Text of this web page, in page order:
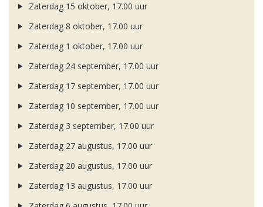
Zaterdag 15 oktober, 17.00 uur
Zaterdag 8 oktober, 17.00 uur
Zaterdag 1 oktober, 17.00 uur
Zaterdag 24 september, 17.00 uur
Zaterdag 17 september, 17.00 uur
Zaterdag 10 september, 17.00 uur
Zaterdag 3 september, 17.00 uur
Zaterdag 27 augustus, 17.00 uur
Zaterdag 20 augustus, 17.00 uur
Zaterdag 13 augustus, 17.00 uur